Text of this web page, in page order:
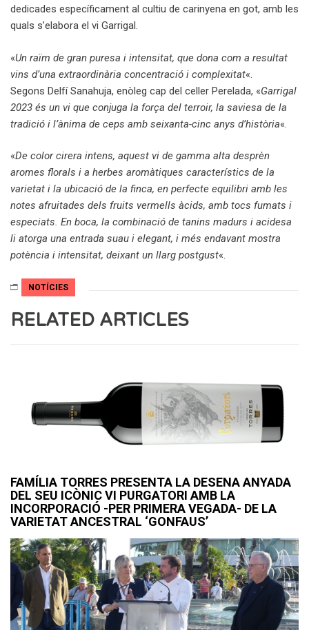
dedicades específicament al cultiu de carinyena en got, amb les
quals s’elabora el vi Garrigal.
«Un raïm de gran puresa i intensitat, que dona com a resultat
vins d’una extraordinària concentració i complexitat«.
Segons Delfí Sanahuja, enòleg cap del celler Perelada, «Garrigal
2023 és un vi que conjuga la força del terroir, la saviesa de la
tradició i l’ànima de ceps amb seixanta-cinc anys d’història«.
«De color cirera intens, aquest vi de gamma alta desprèn
aromes florals i a herbes aromàtiques característics de la
varietat i la ubicació de la finca, en perfecte equilibri amb les
notes afruitades dels fruits vermells àcids, amb tocs fumats i
especiats. En boca, la combinació de tanins madurs i acidesa
li atorga una entrada suau i elegant, i més endavant mostra
potència i intensitat, deixant un llarg postgust«.
NOTÍCIES
RELATED ARTICLES
FAMÍLIA TORRES PRESENTA LA DESENA ANYADA
DEL SEU ICÒNIC VI PURGATORI AMB LA
INCORPORACIÓ -PER PRIMERA VEGADA- DE LA
VARIETAT ANCESTRAL ‘GONFAUS’